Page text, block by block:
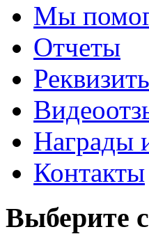
Мы
Отчеты
Награды
Контакты
Выберите